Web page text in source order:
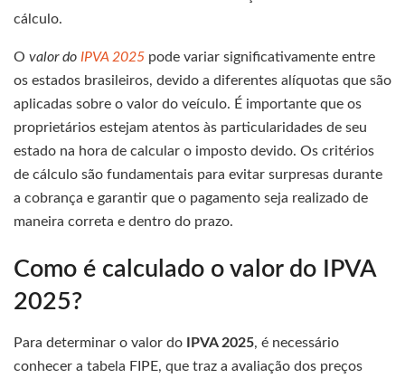
cálculo.
O valor do IPVA 2025 pode variar significativamente entre
os estados brasileiros, devido a diferentes alíquotas que são
aplicadas sobre o valor do veículo. É importante que os
proprietários estejam atentos às particularidades de seu
estado na hora de calcular o imposto devido. Os critérios
de cálculo são fundamentais para evitar surpresas durante
a cobrança e garantir que o pagamento seja realizado de
maneira correta e dentro do prazo.
Como é calculado o valor do IPVA
2025?
Para determinar o valor do IPVA 2025, é necessário
conhecer a tabela FIPE, que traz a avaliação dos preços